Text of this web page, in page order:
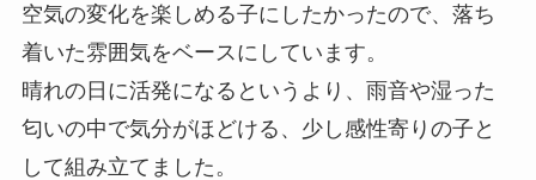
空気の変化を楽しめる子にしたかったので、落ち
着いた雰囲気をベースにしています。
晴れの日に活発になるというより、雨音や湿った
匂いの中で気分がほどける、少し感性寄りの子と
して組み立てました。